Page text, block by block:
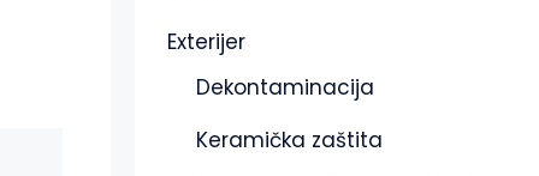
Exterijer
Dekontaminacija
Keramička zaštita